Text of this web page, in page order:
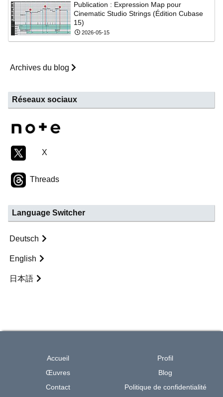
Publication : Expression Map pour
Cinematic Studio Strings (Édition Cubase
15)
2026-05-15
Archives du blog
Réseaux sociaux
X
Threads
Language Switcher
Deutsch
English
日本語
Accueil
Profil
Œuvres
Blog
Contact
Politique de confidentialité